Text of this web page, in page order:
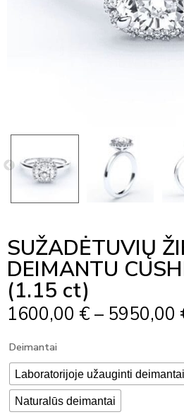
SUŽADĖTUVIŲ
DEIMANTU
(1.15 ct)
1600,00 € – 5950,00
Deimantai
Laboratorijoje užauginti deimantai
Naturalūs deimantai
produkto
SUŽADĖTUVIŲ
ŽIEDAS
SU